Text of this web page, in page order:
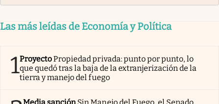
Las más leídas de Economía y Política
1ProyectoPropiedad privada: punto por punto, lo
que quedó tras la baja de la extranjerización de la
tierra y manejo del fuego